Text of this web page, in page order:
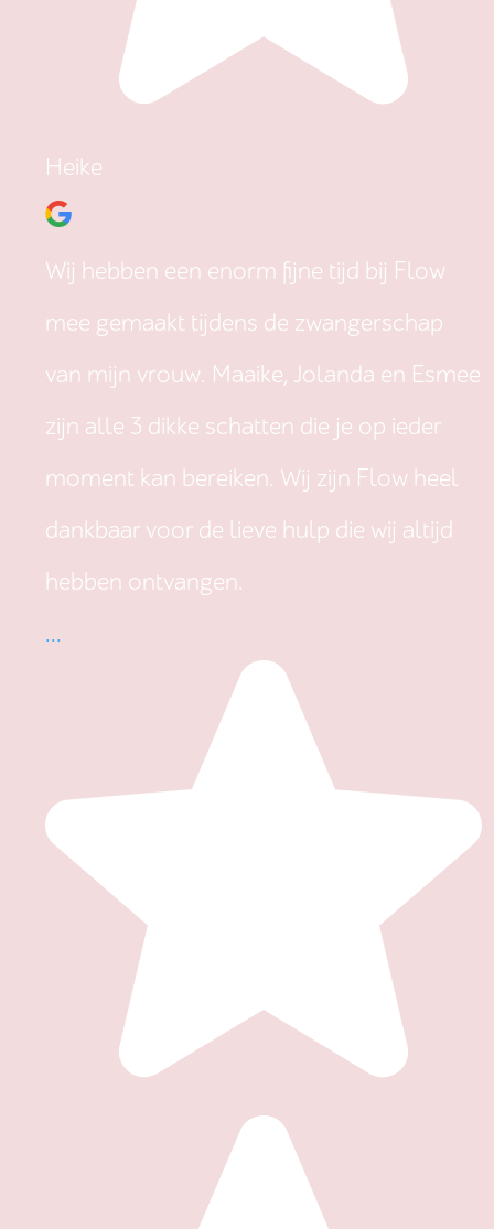
Heike
Wij hebben een enorm fijne tijd bij Flow
mee gemaakt tijdens de zwangerschap
van mijn vrouw. Maaike, Jolanda en Esmee
zijn alle 3 dikke schatten die je op ieder
moment kan bereiken. Wij zijn Flow heel
dankbaar voor de lieve hulp die wij altijd
hebben ontvangen.
...